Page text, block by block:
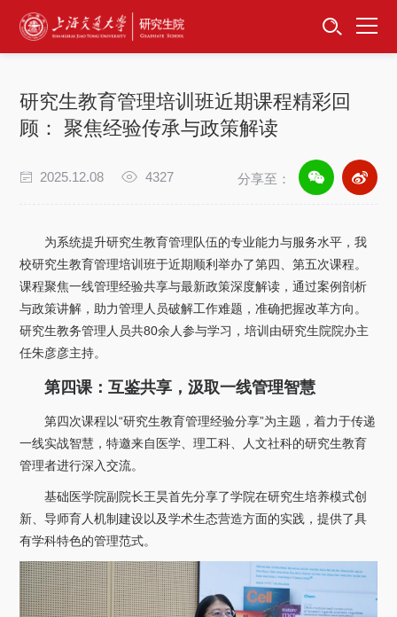
首页
招生工作
卓越工程师
专项工作
信息公开
选择身份
信息系统
下载中心
研究生教育管理培训班近期课程精彩回
顾： 聚焦经验传承与政策解读
2025.12.08 4327 分享至：
为系统提升研究生教育管理队伍的专业能力与服务水平，我
校研究生教育管理培训班于近期顺利举办了第四、第五次课程。
课程聚焦一线管理经验共享与最新政策深度解读，通过案例剖析
与政策讲解，助力管理人员破解工作难题，准确把握改革方向。
研究生教务管理人员共80余人参与学习，培训由研究生院院办主
任朱彦彦主持。
第四课：互鉴共享，汲取一线管理智慧
第四次课程以“研究生教育管理经验分享”为主题，着力于传递
一线实战智慧，特邀来自医学、理工科、人文社科的研究生教育
管理者进行深入交流。
基础医学院副院长王昊首先分享了学院在研究生培养模式创
新、导师育人机制建设以及学术生态营造方面的实践，提供了具
有学科特色的管理范式。